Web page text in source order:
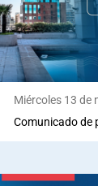
Miércoles 13 de
Comunicado de